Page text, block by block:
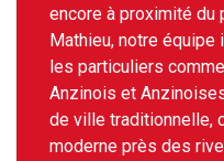
encore à proximité du
Mathieu, notre
les particuliers
Anzinois et
de ville traditionnelle,
moderne près des